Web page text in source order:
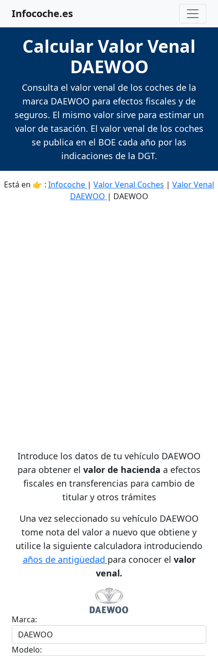
Infocoche.es
Calcular Valor Venal
DAEWOO
Consulta el valor venal de los coches de la
marca DAEWOO para efectos fiscales y de
seguros. El mismo valor sirve para estimar un
valor de tasación. El valor venal de los coches
se publica en el BOE cada año por las
indicaciones de la DGT.
Está en 👉 : Infocoche | Valor Venal Coches | Valor Venal
DAEWOO | DAEWOO
Introduce los datos de tu vehículo DAEWOO
para obtener el valor de hacienda a efectos
fiscales en transferencias para cambio de
titular y otros trámites
Una vez seleccionado su vehículo DAEWOO
tome nota del valor a nuevo que obtiene y
utilice la siguiente calculadora introduciendo
años de antigüedad para conocer el valor
venal.
Marca:
Modelo: